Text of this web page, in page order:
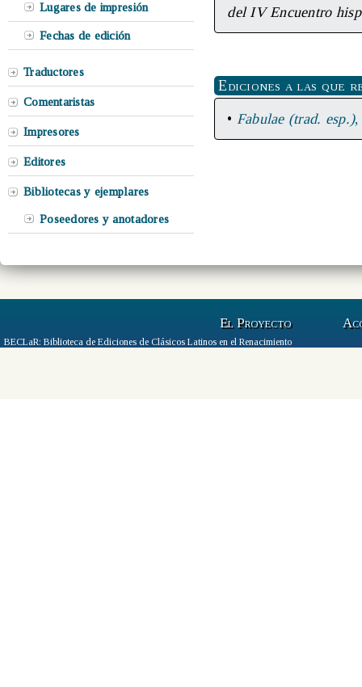
Lugares de impresión
Fechas de edición
Traductores
Comentaristas
Impresores
Editores
Bibliotecas y ejemplares
Poseedores y anotadores
del IV Encuentro
Ediciones a las que
• Fabulae (trad. esp.),
El Proyecto
BECLaR: Biblioteca de Ediciones de Clásicos Latinos en el Renacimiento